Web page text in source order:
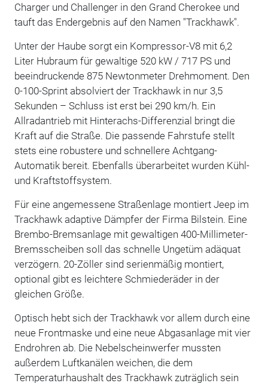
Charger und Challenger in den Grand Cherokee und
tauft das Endergebnis auf den Namen "Trackhawk".
Unter der Haube sorgt ein Kompressor-V8 mit 6,2
Liter Hubraum für gewaltige 520 kW / 717 PS und
beeindruckende 875 Newtonmeter Drehmoment. Den
0-100-Sprint absolviert der Trackhawk in nur 3,5
Sekunden – Schluss ist erst bei 290 km/h. Ein
Allradantrieb mit Hinterachs-Differenzial bringt die
Kraft auf die Straße. Die passende Fahrstufe stellt
stets eine robustere und schnellere Achtgang-
Automatik bereit. Ebenfalls überarbeitet wurden Kühl-
und Kraftstoffsystem.
Für eine angemessene Straßenlage montiert Jeep im
Trackhawk adaptive Dämpfer der Firma Bilstein. Eine
Brembo-Bremsanlage mit gewaltigen 400-Millimeter-
Bremsscheiben soll das schnelle Ungetüm adäquat
verzögern. 20-Zöller sind serienmäßig montiert,
optional gibt es leichtere Schmiederäder in der
gleichen Größe.
Optisch hebt sich der Trackhawk vor allem durch eine
neue Frontmaske und eine neue Abgasanlage mit vier
Endrohren ab. Die Nebelscheinwerfer mussten
außerdem Luftkanälen weichen, die dem
Temperaturhaushalt des Trackhawk zuträglich sein